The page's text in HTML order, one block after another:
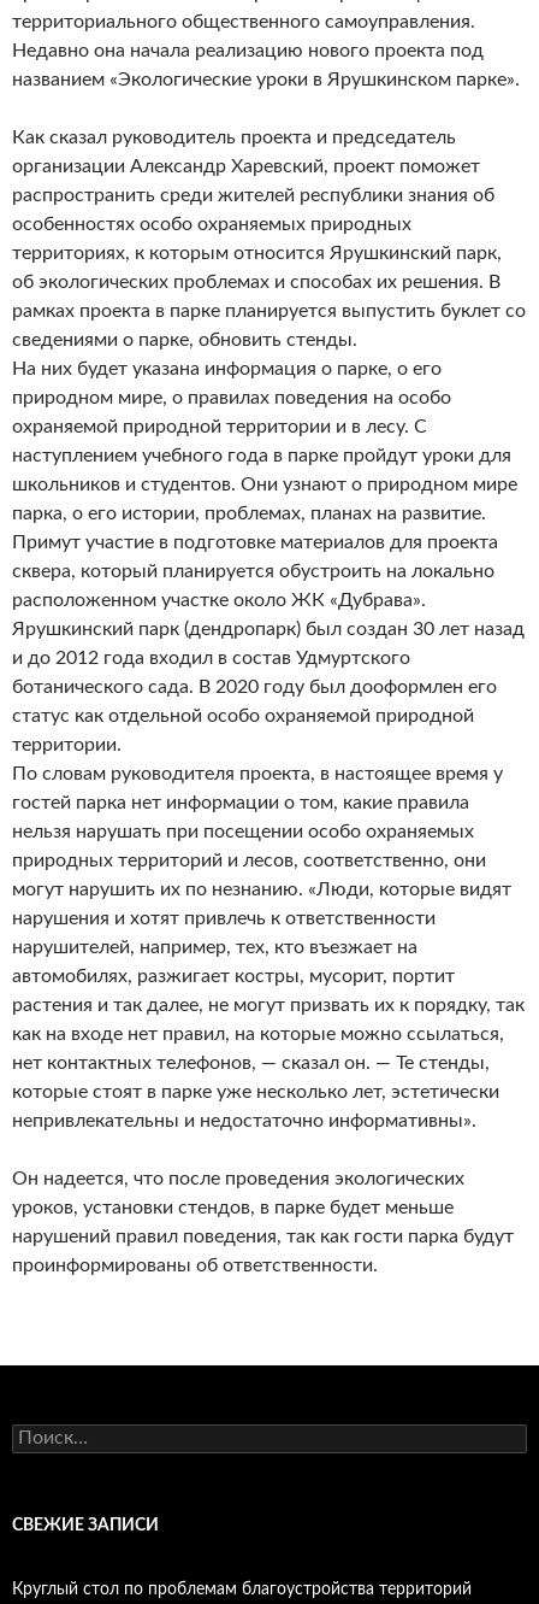
территориального общественного самоуправления.
Недавно она начала реализацию нового проекта под
названием «Экологические уроки в Ярушкинском парке».
Как сказал руководитель проекта и председатель
организации Александр Харевский, проект поможет
распространить среди жителей республики знания об
особенностях особо охраняемых природных
территориях, к которым относится Ярушкинский парк,
об экологических проблемах и способах их решения. В
рамках проекта в парке планируется выпустить буклет со
сведениями о парке, обновить стенды.
На них будет указана информация о парке, о его
природном мире, о правилах поведения на особо
охраняемой природной территории и в лесу. С
наступлением учебного года в парке пройдут уроки для
школьников и студентов. Они узнают о природном мире
парка, о его истории, проблемах, планах на развитие.
Примут участие в подготовке материалов для проекта
сквера, который планируется обустроить на локально
расположенном участке около ЖК «Дубрава».
Ярушкинский парк (дендропарк) был создан 30 лет назад
и до 2012 года входил в состав Удмуртского
ботанического сада. В 2020 году был дооформлен его
статус как отдельной особо охраняемой природной
территории.
По словам руководителя проекта, в настоящее время у
гостей парка нет информации о том, какие правила
нельзя нарушать при посещении особо охраняемых
природных территорий и лесов, соответственно, они
могут нарушить их по незнанию. «Люди, которые видят
нарушения и хотят привлечь к ответственности
нарушителей, например, тех, кто въезжает на
автомобилях, разжигает костры, мусорит, портит
растения и так далее, не могут призвать их к порядку, так
как на входе нет правил, на которые можно ссылаться,
нет контактных телефонов, — сказал он. — Те стенды,
которые стоят в парке уже несколько лет, эстетически
непривлекательны и недостаточно информативны».
Он надеется, что после проведения экологических
уроков, установки стендов, в парке будет меньше
нарушений правил поведения, так как гости парка будут
проинформированы об ответственности.
Найти:
СВЕЖИЕ ЗАПИСИ
Круглый стол по проблемам благоустройства территорий